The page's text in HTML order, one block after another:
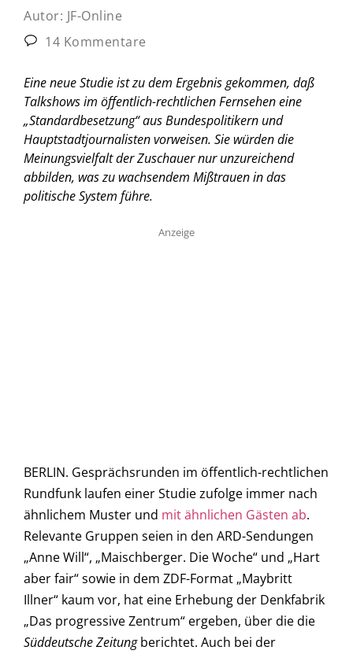
Autor: JF-Online
14 Kommentare
Eine neue Studie ist zu dem Ergebnis gekommen, daß
Talkshows im öffentlich-rechtlichen Fernsehen eine
„Standardbesetzung“ aus Bundespolitikern und
Hauptstadtjournalisten vorweisen. Sie würden die
Meinungsvielfalt der Zuschauer nur unzureichend
abbilden, was zu wachsendem Mißtrauen in das
politische System führe.
Anzeige
BERLIN. Gesprächsrunden im öffentlich-rechtlichen
Rundfunk laufen einer Studie zufolge immer nach
ähnlichem Muster und mit ähnlichen Gästen ab.
Relevante Gruppen seien in den ARD-Sendungen
„Anne Will“, „Maischberger. Die Woche“ und „Hart
aber fair“ sowie in dem ZDF-Format „Maybritt
Illner“ kaum vor, hat eine Erhebung der Denkfabrik
„Das progressive Zentrum“ ergeben, über die die
Süddeutsche Zeitungberichtet. Auch bei der